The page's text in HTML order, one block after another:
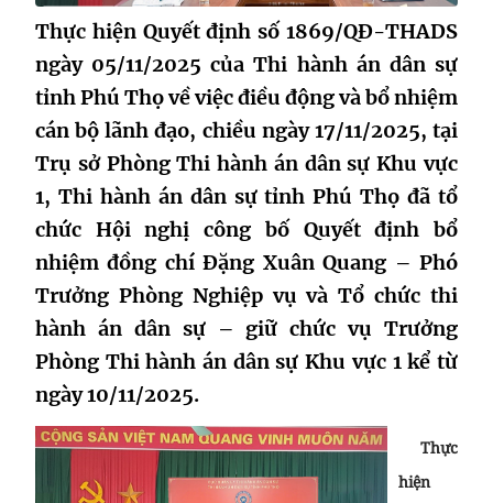
Thực hiện Quyết định số 1869/QĐ-THADS
ngày 05/11/2025 của Thi hành án dân sự
tỉnh Phú Thọ về việc điều động và bổ nhiệm
cán bộ lãnh đạo, chiều ngày 17/11/2025, tại
Trụ sở Phòng Thi hành án dân sự Khu vực
1, Thi hành án dân sự tỉnh Phú Thọ đã tổ
chức Hội nghị công bố Quyết định bổ
nhiệm đồng chí Đặng Xuân Quang – Phó
Trưởng Phòng Nghiệp vụ và Tổ chức thi
hành án dân sự – giữ chức vụ Trưởng
Phòng Thi hành án dân sự Khu vực 1 kể từ
ngày 10/11/2025.
Thực
hiện